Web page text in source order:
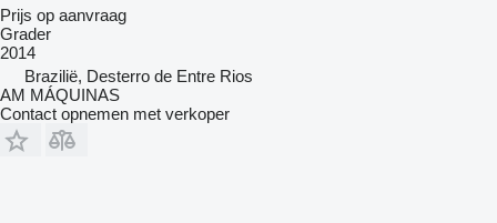
Prijs op aanvraag
Grader
2014
Brazilië, Desterro de Entre Rios
AM MÁQUINAS
Contact opnemen met verkoper